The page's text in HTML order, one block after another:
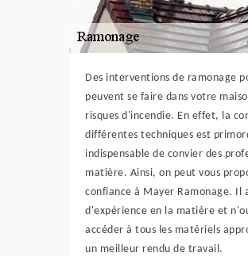
Des interventions de ramonage
peuvent se faire dans votre
risques d'incendie. En effet, la
différentes techniques est
indispensable de convier des
matière. Ainsi, on peut vous
confiance à Mayer Ramonage. Il
d'expérience en la matière et
accéder à tous les matériels
un meilleur rendu de travail.